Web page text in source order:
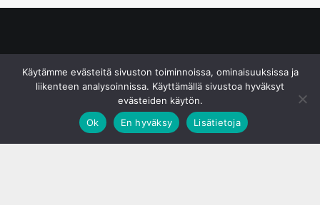
Käytämme evästeitä sivuston toiminnoissa, ominaisuuksissa ja
liikenteen analysoinnissa. Käyttämällä sivustoa hyväksyt
evästeiden käytön.
Ok
En hyväksy Lisätietoja